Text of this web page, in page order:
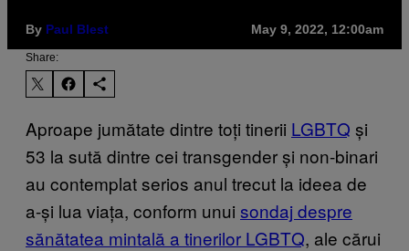
By Paul Blest May 9, 2022, 12:00am
Share:
Aproape jumătate dintre toți tinerii LGBTQ și
53 la sută dintre cei transgender și non-binari
au contemplat serios anul trecut la ideea de
a-și lua viața, conform unui sondaj despre
sănătatea mintală a tinerilor LGBTQ, ale cărui